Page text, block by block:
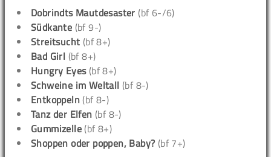
Dobrindts Mautdesaster (bf 6-/6)
Südkante (bf 9-)
Streitsucht (bf 8+)
Bad Girl (bf 8+)
Hungry Eyes(bf 8+)
Schweine im Weltall (bf 8-)
Entkoppeln (bf 8-)
Tanz der Elfen (bf 8-)
Gummizelle (bf 8+)
Shoppen oder poppen, Baby? (bf 7+)